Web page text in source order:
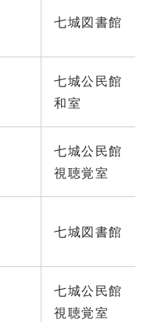
七城図書館
七城公民館
和室
七城公民館
視聴覚室
七城図書館
七城公民館
視聴覚室